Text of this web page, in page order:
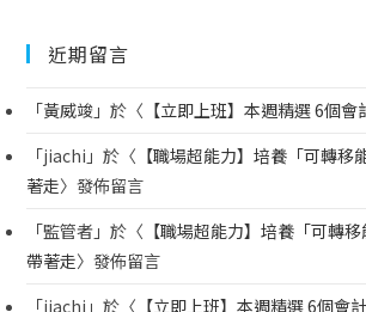
近期留言
「黃威竣 」於〈 【立即上班】本週精選 6個會
「jiachi 」於〈 【職場超能力】培養「可轉移
著走〉發佈留言
「監管者 」於〈 【職場超能力】培養「可轉
帶著走〉發佈留言
「jiachi 」於〈 【立即上班】本週精選 6個會